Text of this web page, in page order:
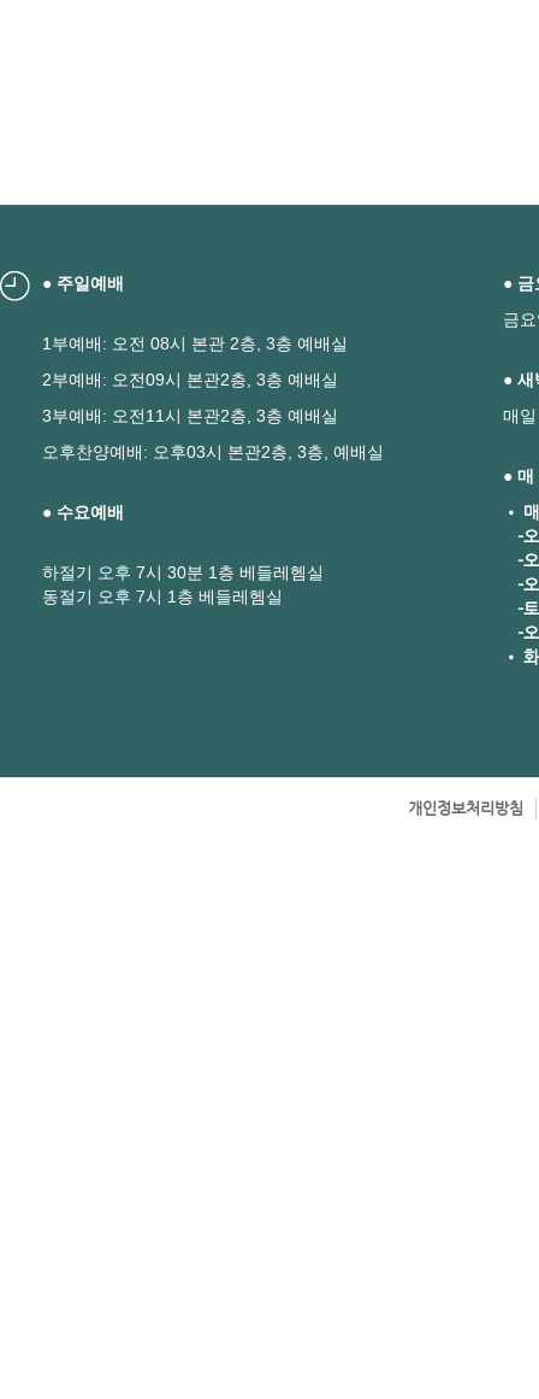
● 주일예배
1부예배: 오전 08시 본관 2층, 3층 예배실
2부예배: 오전09시 본관2층, 3층 예배실
3부예배: 오전11시 본관2층, 3층 예배실
오후찬양예배: 오후03시 본관2층, 3층, 예배실
● 수요예배
하절기 오후 7시 30분 1층 베들레헴실
동절기 오후 7시 1층 베들레헴실
● 금
금
● 새
매
● 매
•
-오
-오
-오
-토
-오
•
개인정보처리방침